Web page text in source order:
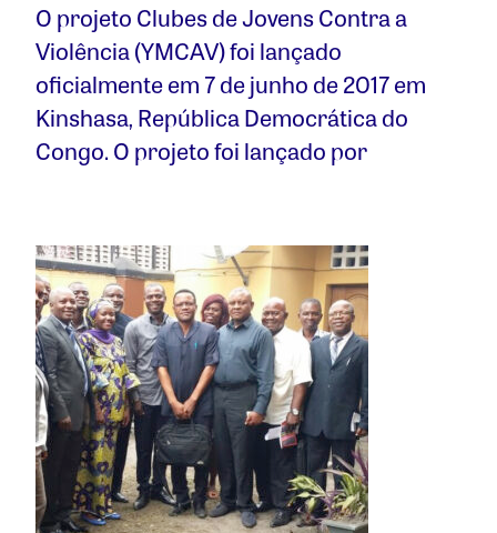
O projeto Clubes de Jovens Contra a
Violência (YMCAV) foi lançado
oficialmente em 7 de junho de 2017 em
Kinshasa, República Democrática do
Congo. O projeto foi lançado por